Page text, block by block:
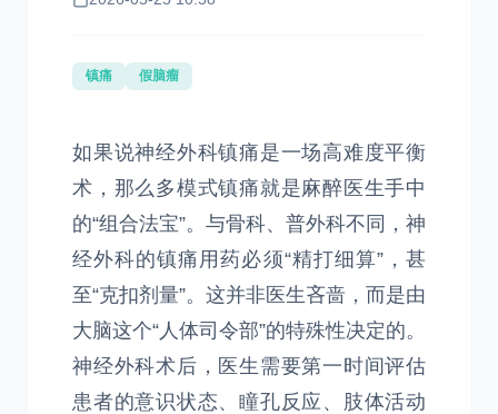
镇痛 假脑瘤
如果说神经外科镇痛是一场高难度平衡
术，那么多模式镇痛就是麻醉医生手中
的“组合法宝”。与骨科、普外科不同，神
经外科的镇痛用药必须“精打细算”，甚
至“克扣剂量”。这并非医生吝啬，而是由
大脑这个“人体司令部”的特殊性决定的。
神经外科术后，医生需要第一时间评估
患者的意识状态、瞳孔反应、肢体活动